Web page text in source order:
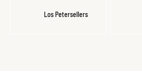
Los Petersellers